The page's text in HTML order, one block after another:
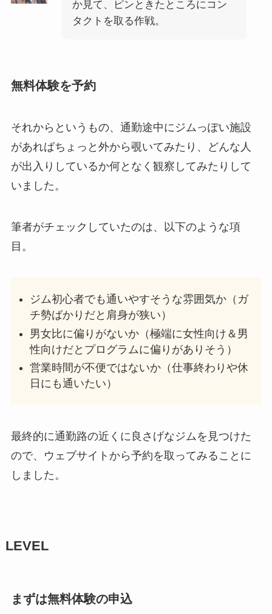
か見て、ピンときたところにコン
タクトを取る作戦。
無料体験を予約
それからというもの、通勤途中にジムっぽい施設
があればちょっと外から覗いてみたり、どんな人
が出入りしているか何となく観察してみたりして
いました。
筆者がチェックしていたのは、以下のような項
目。
ジム初心者でも通いやすそうな雰囲気か（ガ
チ勢ばかりだと肩身が狭い）
男女比に偏りがないか（極端に女性向け＆男
性向けだとプログラムに偏りがありそう）
営業時間が不便ではないか（仕事終わりや休
日にも通いたい）
最終的に通勤路の近くに良さげなジムを見つけた
ので、ウェブサイトから予約を取ってみることに
しました。
LEVEL
まずは無料体験の申込